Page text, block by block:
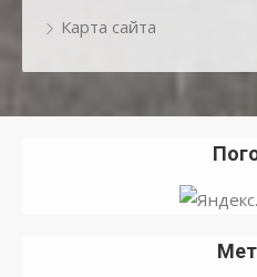
Карта сайта